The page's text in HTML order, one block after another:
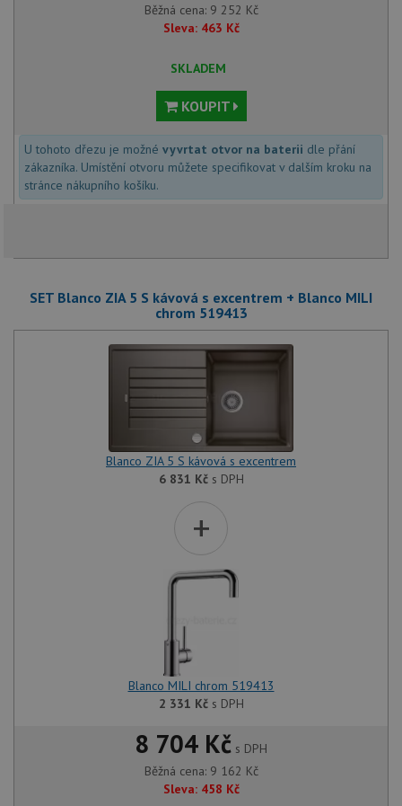
Běžná cena: 9 252 Kč
Sleva: 463 Kč
SKLADEM
KOUPIT
U tohoto dřezu je možné vyvrtat otvor na baterii dle přání
zákazníka. Umístění otvoru můžete specifikovat v dalším kroku na
stránce nákupního košíku.
SET Blanco ZIA 5 S kávová s excentrem + Blanco MILI
chrom 519413
Blanco ZIA 5 S kávová s excentrem
6 831 Kčs DPH
+
Blanco MILI chrom 519413
2 331 Kčs DPH
8 704 Kč s DPH
Běžná cena: 9 162 Kč
Sleva: 458 Kč